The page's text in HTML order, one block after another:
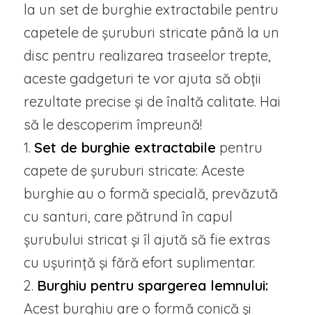
la un set de burghie extractabile pentru
capetele de șuruburi stricate până la un
disc pentru realizarea traseelor trepte,
aceste gadgeturi te vor ajuta să obții
rezultate precise și de înaltă calitate. Hai
să le descoperim împreună!
1. Set de burghie extractabile pentru
capete de șuruburi stricate: Aceste
burghie au o formă specială, prevăzută
cu santuri, care pătrund în capul
șurubului stricat și îl ajută să fie extras
cu ușurință și fără efort suplimentar.
2. Burghiu pentru spargerea lemnului:
Acest burghiu are o formă conică și